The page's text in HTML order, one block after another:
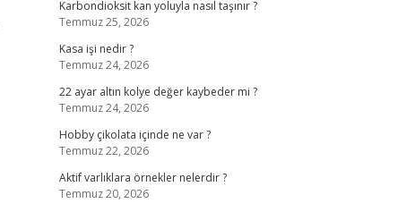
Karbondioksit kan yoluyla nasıl taşınır ?
Temmuz 25, 2026
Kasa işi nedir ?
Temmuz 24, 2026
22 ayar altın kolye değer kaybeder mi ?
Temmuz 24, 2026
Hobby çikolata içinde ne var ?
Temmuz 22, 2026
Aktif varlıklara örnekler nelerdir ?
Temmuz 20, 2026